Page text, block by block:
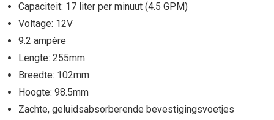
Capaciteit: 17 liter per minuut (4.5 GPM)
Voltage: 12V
9.2 ampère
Lengte: 255mm
Breedte: 102mm
Hoogte: 98.5mm
Zachte, geluidsabsorberende bevestigingsvoetjes